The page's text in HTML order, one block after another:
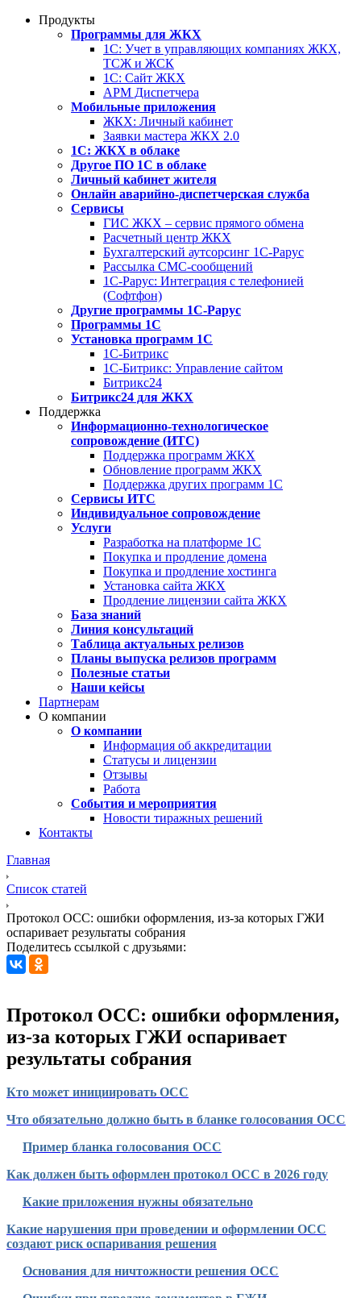
Продукты
Программы для ЖКХ
1С: Учет в управляющих компаниях ЖКХ,
ТСЖ и ЖСК
1С: Сайт ЖКХ
АРМ Диспетчера
Мобильные приложения
ЖКХ: Личный кабинет
Заявки мастера ЖКХ 2.0
1С: ЖКХ в облаке
Другое ПО 1С в облаке
Личный кабинет жителя
Онлайн аварийно-диспетчерская служба
Сервисы
ГИС ЖКХ – сервис прямого обмена
Расчетный центр ЖКХ
Бухгалтерский аутсорсинг 1С-Рарус
Рассылка СМС-сообщений
1С-Рарус: Интеграция с телефонией
(Софтфон)
Другие программы 1С-Рарус
Программы 1С
Установка программ 1С
1С-Битрикс
1С-Битрикс: Управление сайтом
Битрикс24
Битрикс24 для ЖКХ
Поддержка
Информационно-технологическое
сопровождение (ИТС)
Поддержка программ ЖКХ
Обновление программ ЖКХ
Поддержка других программ 1С
Сервисы ИТС
Индивидуальное сопровождение
Услуги
Разработка на платформе 1С
Покупка и продление домена
Покупка и продление хостинга
Установка сайта ЖКХ
Продление лицензии сайта ЖКХ
База знаний
Линия консультаций
Таблица актуальных релизов
Планы выпуска релизов программ
Полезные статьи
Наши кейсы
Партнерам
О компании
О компании
Информация об аккредитации
Статусы и лицензии
Отзывы
Работа
События и мероприятия
Новости тиражных решений
Контакты
Главная
Список статей
Протокол ОСС: ошибки оформления, из-за которых ГЖИ
оспаривает результаты собрания
Поделитесь ссылкой с друзьями:
Протокол ОСС: ошибки оформления,
из-за которых ГЖИ оспаривает
результаты собрания
Кто может инициировать ОСС
Что обязательно должно быть в бланке голосования ОСС
Пример бланка голосования ОСС
Как должен быть оформлен протокол ОСС в 2026 году
Какие приложения нужны обязательно
Какие нарушения при проведении и оформлении ОСС
создают риск оспаривания решения
Основания для ничтожности решения ОСС